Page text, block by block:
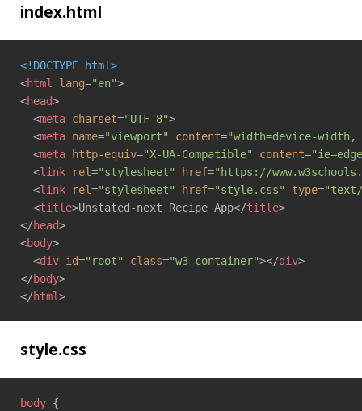
index.html
<!DOCTYPE html>
<html lang="en">
<head>
<meta charset="UTF-8">
<meta name="viewport" content="width=device-
<meta http-equiv="X-UA-Compatible" content=
<link rel="stylesheet" href="https://
<link rel="stylesheet" href="style.css" type=
<title>Unstated-next Recipe App</title>
</head>
<body>
<div id="root" class="w3-container"></div>
</body>
</html>
style.css
body {